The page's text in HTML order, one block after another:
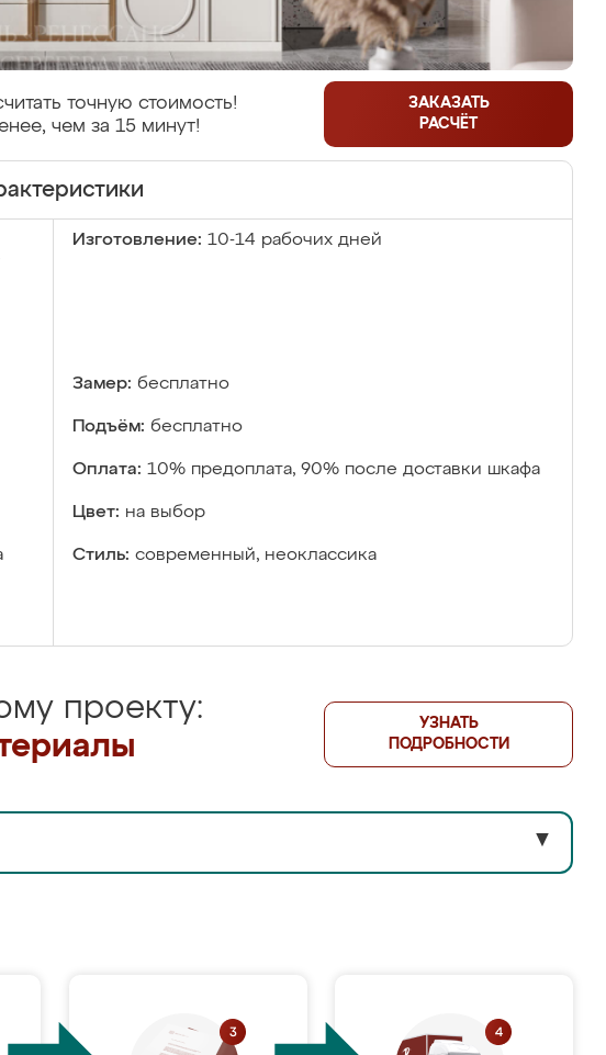
точную стоимость!
чем за 15 минут!
ЗАКАЗАТЬ
РАСЧЁТ
Изготовление: 10-14 рабочих дней
Замер: бесплатно
Подъём: бесплатно
Оплата: 10% предоплата, 90% после доставки шкафа
Цвет: на выбор
Стиль: современный, неоклассика
проекту:
УЗНАТЬ
ПОДРОБНОСТИ
▼